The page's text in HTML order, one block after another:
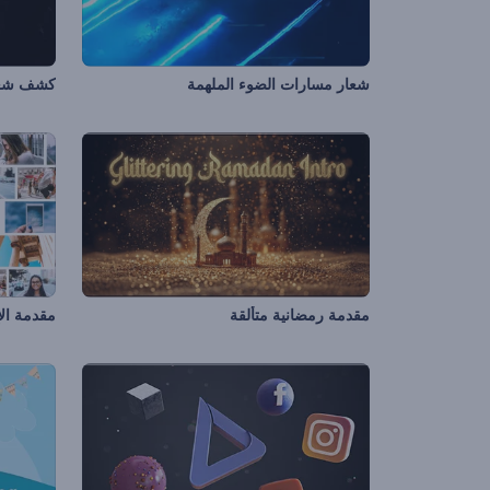
شعار مسارات الضوء الملهمة كشف
مقدمة رمضانية متألقة مقدمة